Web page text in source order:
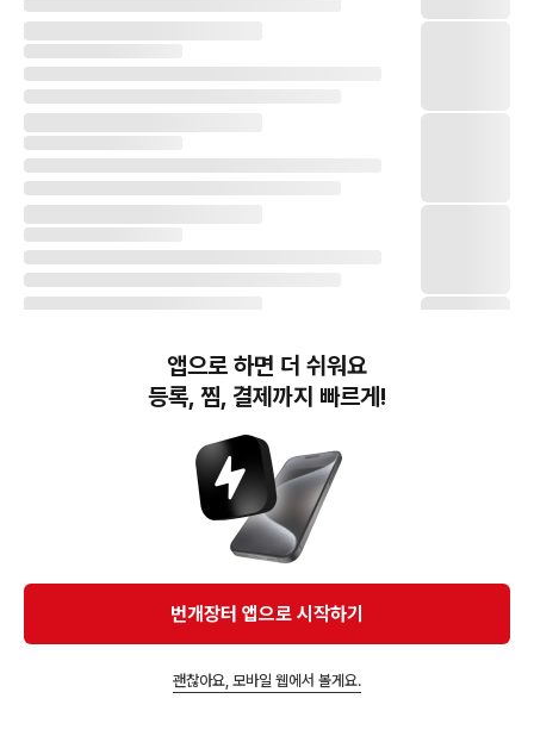
앱에서 구매하기
번개장터(주) 사업자정보, 이용약관 및 기타 법적고지
번개장터㈜는 통신판매중개자이며, 통신판매의 당사자가 아닙니다. 전자상거래 등에서의
소비자보호에 관한 법률 등 관련 법령 및 번개장터㈜의 약관에 따라 상품, 상품정보, 거래에 관한 책임은
개별 판매자에게 귀속하고, 번개장터㈜는 원칙적으로 회원간 거래에 대하여 책임을 지지 않습니다.
다만, 번개장터㈜가 직접 판매하는 상품에 대한 책임은 번개장터㈜에게 귀속합니다.
앱으로 하면 더 쉬워요
등록, 찜, 결제까지 빠르게!
번개장터 앱으로 시작하기
괜찮아요, 모바일 웹에서 볼게요.